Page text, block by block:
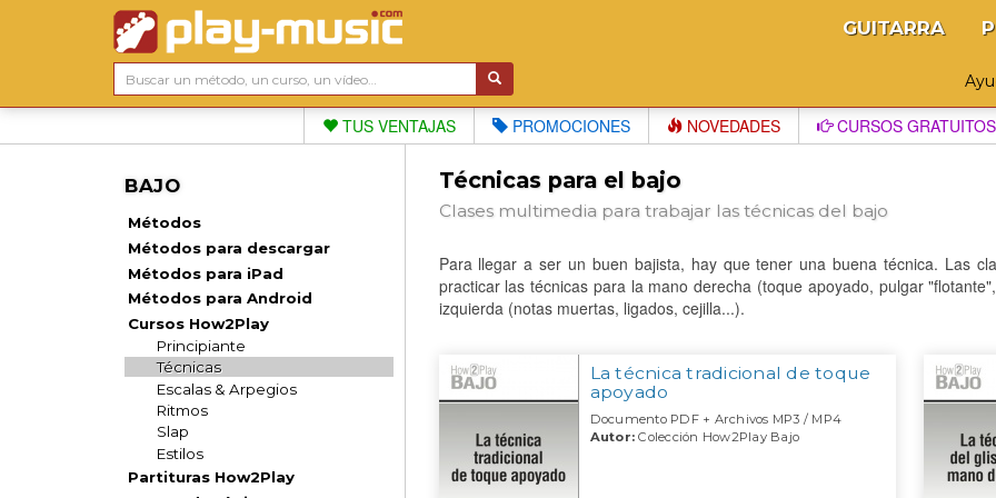
GUITARRA
TUS VENTAJAS PROMOCIONES NOVEDADES CURSOS GRATUITOS
BAJO
Métodos
Métodos para descargar
Métodos para iPad
Métodos para Android
Cursos How2Play
Principiante
Técnicas
Escalas & Arpegios
Ritmos
Slap
Estilos
Partituras How2Play
Técnicas para el bajo
Clases multimedia para trabajar las técnicas del bajo
Para llegar a ser un buen bajista, hay que tener una buena técnica. Las
practicar las técnicas para la mano derecha (toque apoyado, pulgar
izquierda (notas muertas, ligados, cejilla...).
La técnica tradicional de toque
apoyado
Documento PDF + Archivos MP3 / MP4
Autor: Colección How2Play Bajo